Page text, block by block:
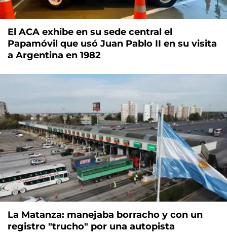
El ACA exhibe en su sede central el
Papamóvil que usó Juan Pablo II en su visita
a Argentina en 1982
La Matanza: manejaba borracho y con un
registro "trucho" por una autopista